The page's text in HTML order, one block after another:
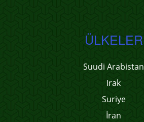
ÜLKELER
Suudi Arabistan
Irak
Suriye
İran